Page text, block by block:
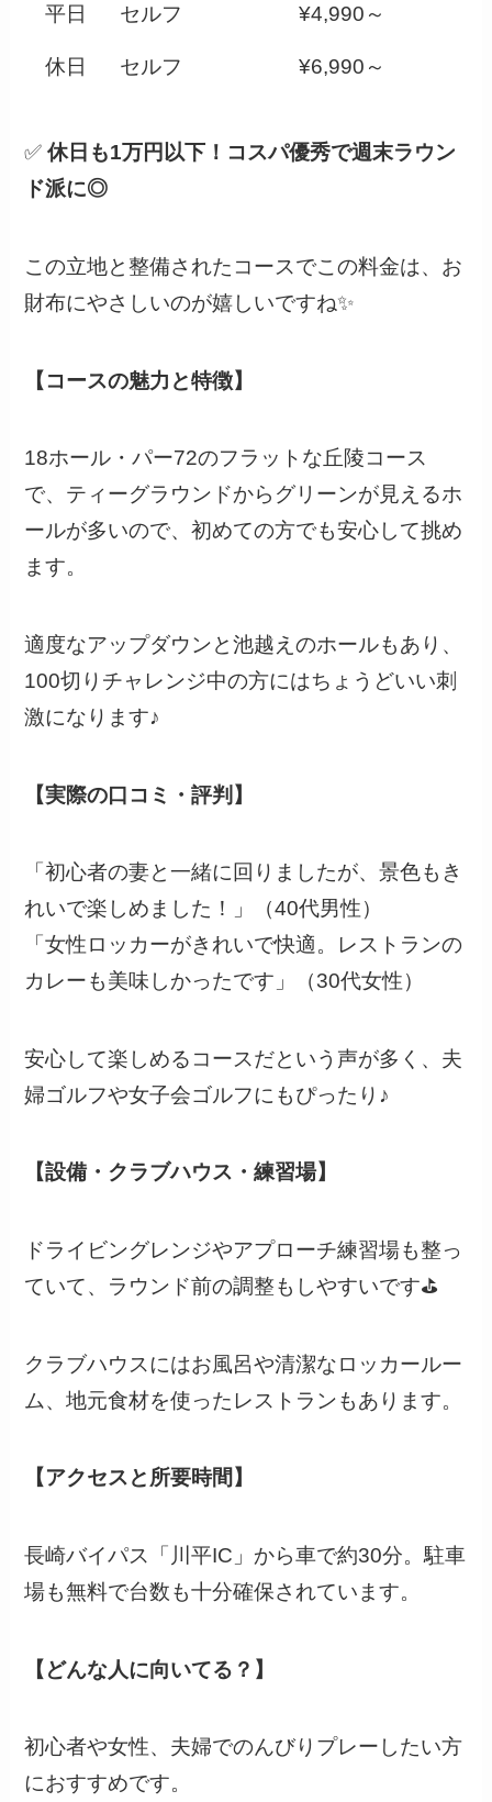
平日 セルフ ¥4,990～
休日 セルフ ¥6,990～
✅休日も1万円以下！コスパ優秀で週末ラウン
ド派に◎
この立地と整備されたコースでこの料金は、お
財布にやさしいのが嬉しいですね✨
【コースの魅力と特徴】
18ホール・パー72のフラットな丘陵コース
で、ティーグラウンドからグリーンが見えるホ
ールが多いので、初めての方でも安心して挑め
ます。
適度なアップダウンと池越えのホールもあり、
100切りチャレンジ中の方にはちょうどいい刺
激になります♪
【実際の口コミ・評判】
「初心者の妻と一緒に回りましたが、景色もき
れいで楽しめました！」（40代男性）
「女性ロッカーがきれいで快適。レストランの
カレーも美味しかったです」（30代女性）
安心して楽しめるコースだという声が多く、夫
婦ゴルフや女子会ゴルフにもぴったり♪
【設備・クラブハウス・練習場】
ドライビングレンジやアプローチ練習場も整っ
ていて、ラウンド前の調整もしやすいです⛳
クラブハウスにはお風呂や清潔なロッカールー
ム、地元食材を使ったレストランもあります。
【アクセスと所要時間】
長崎バイパス「川平IC」から車で約30分。駐車
場も無料で台数も十分確保されています。
【どんな人に向いてる？】
初心者や女性、夫婦でのんびりプレーしたい方
におすすめです。